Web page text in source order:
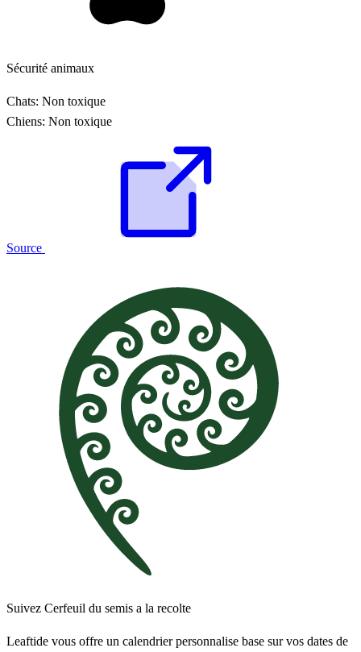
Sécurité animaux
Chats: Non toxique
Chiens: Non toxique
Source
Suivez Cerfeuil du semis a la recolte
Leaftide vous offre un calendrier personnalise base sur vos dates de